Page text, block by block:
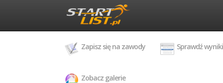
Zapisz się na zawody Sprawdź wyniki
Zobacz galerie